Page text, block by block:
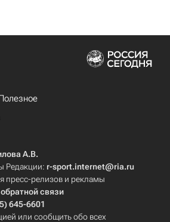
А.В.
Редакции: r-sport.internet@ria.ru
пресс-релизов и рекламы
связи
645-6601
или сообщить обо всех